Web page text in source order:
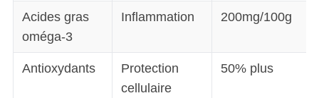
Acides gras
oméga-3
Inflammation 200mg/100g
Antioxydants
Protection
cellulaire
50% plus
S
a